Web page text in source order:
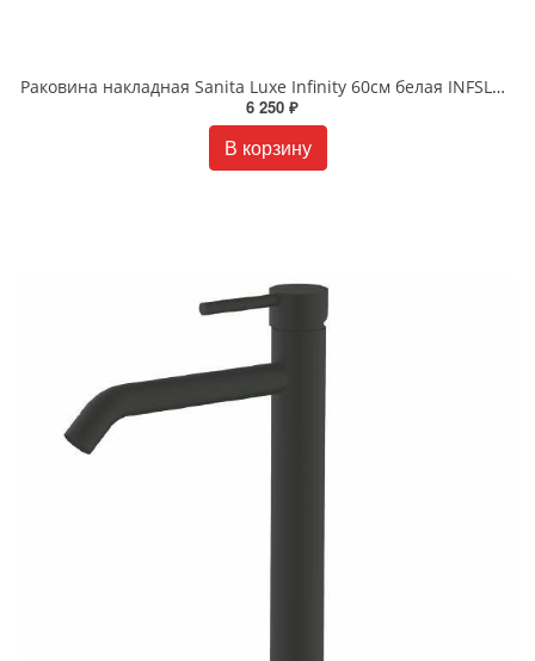
Раковина накладная Sanita Luxe Infinity 60см белая INFSLWB01
6 250 ₽
В корзину